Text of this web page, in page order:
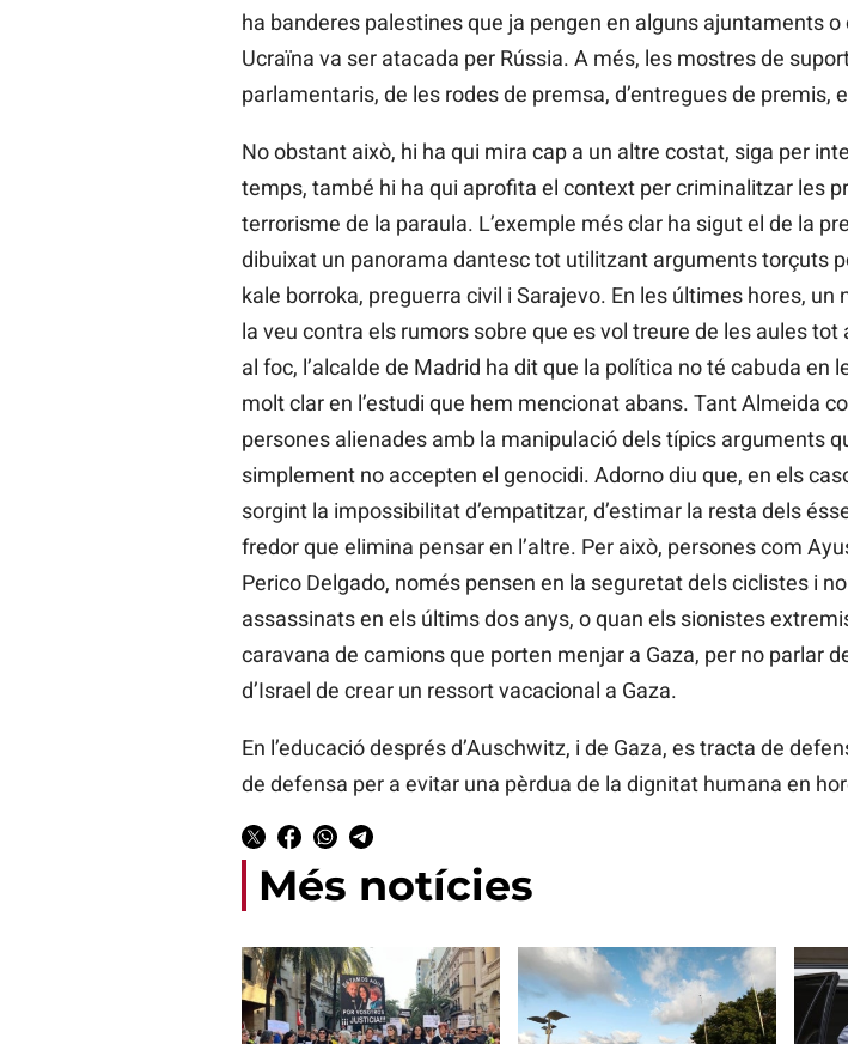
ha banderes palestines que ja pengen en alguns ajuntaments
Ucraïna va ser atacada per Rússia. A més, les mostres de
parlamentaris, de les rodes de premsa, d’entregues de premis,
No obstant això, hi ha qui mira cap a un altre costat, siga per
temps, també hi ha qui aprofita el context per criminalitzar les
terrorisme de la paraula. L’exemple més clar ha sigut el de la
dibuixat un panorama dantesc tot utilitzant arguments torçuts
kale borroka, preguerra civil i Sarajevo. En les últimes hores,
la veu contra els rumors sobre que es vol treure de les aules
al foc, l’alcalde de Madrid ha dit que la política no té cabuda
molt clar en l’estudi que hem mencionat abans. Tant Almeida
persones alienades amb la manipulació dels típics arguments
simplement no accepten el genocidi. Adorno diu que, en els
sorgint la impossibilitat d’empatitzar, d’estimar la resta dels
fredor que elimina pensar en l’altre. Per això, persones com
Perico Delgado, només pensen en la seguretat dels ciclistes i
assassinats en els últims dos anys, o quan els sionistes
caravana de camions que porten menjar a Gaza, per no parlar
d’Israel de crear un ressort vacacional a Gaza.
En l’educació després d’Auschwitz, i de Gaza, es tracta de
de defensa per a evitar una pèrdua de la dignitat humana en
Més notícies